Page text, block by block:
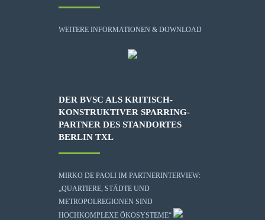
WEITERE INFORMATIONEN & DOWNLOAD
DER BVSC ALS KRITISCH-
KONSTRUKTIVER SPARRING-
PARTNER DES STANDORTES
BERLIN TXL
MIRKO DE PAOLI IM PARTNERINTERVIEW:
„QUARTIERE, STÄDTE UND
METROPOLREGIONEN SIND
HOCHKOMPLEXE ÖKOSYSTEME“